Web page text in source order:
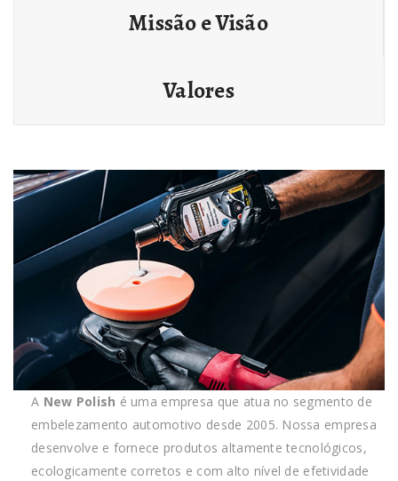
Missão e Visão
Valores
A New Polish é uma empresa que atua no segmento de
embelezamento automotivo desde 2005. Nossa empresa
desenvolve e fornece produtos altamente tecnológicos,
ecologicamente corretos e com alto nível de efetividade